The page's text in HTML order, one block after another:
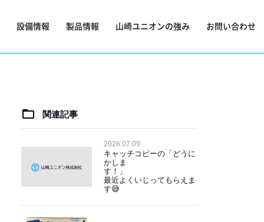
設備情報 製品情報 山崎ユニオンの強み お問い合わせ
関連記事
2026.07.09
キャッチコピーの「どうに
かしま
す！」
最近よくいじってもらえま
す😅